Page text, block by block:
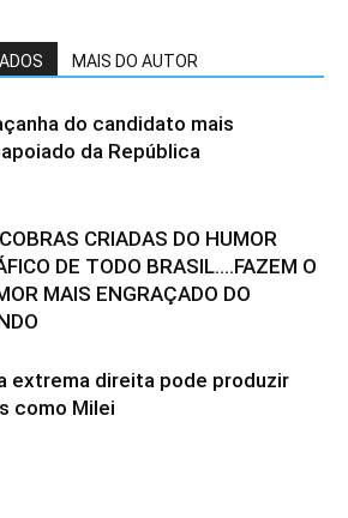
MAIS DO AUTOR
do candidato mais
da República
CRIADAS DO HUMOR
DE TODO BRASIL….FAZEM O
MAIS ENGRAÇADO DO
extrema direita pode produzir
como Milei